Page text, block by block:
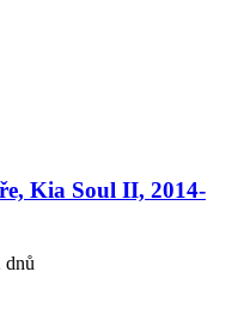
Kia Soul II, 2014-
dnů